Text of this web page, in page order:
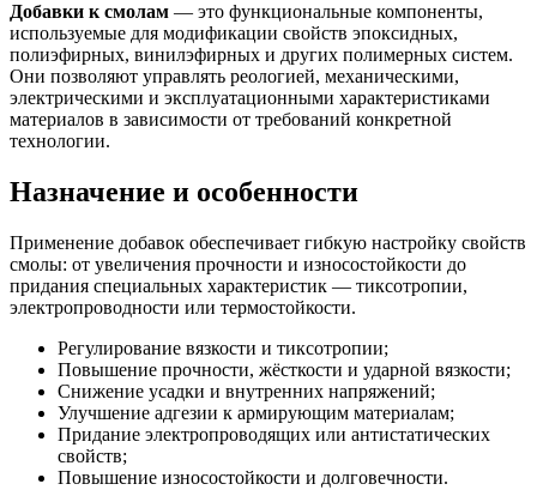
Добавки к смолам — это функциональные компоненты,
используемые для модификации свойств эпоксидных,
полиэфирных, винилэфирных и других полимерных систем.
Они позволяют управлять реологией, механическими,
электрическими и эксплуатационными характеристиками
материалов в зависимости от требований конкретной
технологии.
Назначение и особенности
Применение добавок обеспечивает гибкую настройку свойств
смолы: от увеличения прочности и износостойкости до
придания специальных характеристик — тиксотропии,
электропроводности или термостойкости.
Регулирование вязкости и тиксотропии;
Повышение прочности, жёсткости и ударной вязкости;
Снижение усадки и внутренних напряжений;
Улучшение адгезии к армирующим материалам;
Придание электропроводящих или антистатических
свойств;
Повышение износостойкости и долговечности.